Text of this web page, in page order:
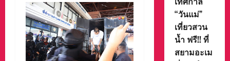
“วันแม่”
เที่ยวสวน
น้ำ ฟรี!! ที่
สยามอะเม